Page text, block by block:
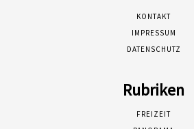
KONTAKT
IMPRESSUM
DATENSCHUTZ
Rubriken
FREIZEIT